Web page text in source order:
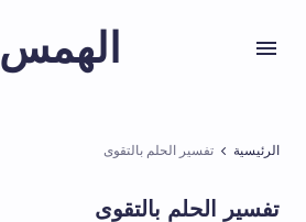
الهمس
الرئيسية تفسير الحلم بالتقوى
تفسير الحلم بالتقوى